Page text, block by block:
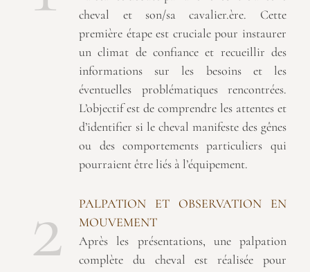
cheval et son/sa cavalier.ère. Cette
première étape est cruciale pour instaurer
un climat de confiance et recueillir des
informations sur les besoins et les
éventuelles problématiques rencontrées.
L’objectif est de comprendre les attentes et
d’identifier si le cheval manifeste des gênes
ou des comportements particuliers qui
pourraient être liés à l’équipement.
2
PALPATION ET OBSERVATION EN
MOUVEMENT
Après les présentations, une palpation
complète du cheval est réalisée pour